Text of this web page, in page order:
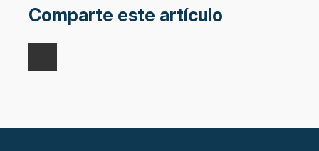
Comparte este artículo